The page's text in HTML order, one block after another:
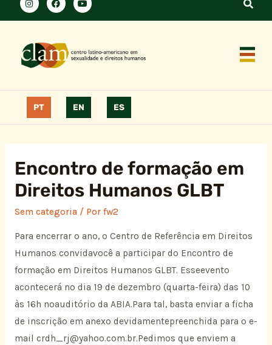
PT EN ES
Encontro de formação em
Direitos Humanos GLBT
Sem categoria/ Por fw2
Para encerrar o ano, o Centro de Referência em Direitos
Humanos convidavocê a participar do Encontro de
formação em Direitos Humanos GLBT. Esseevento
acontecerá no dia 19 de dezembro (quarta-feira) das 10
às 16h noauditório da ABIA.Para tal, basta enviar a ficha
de inscrição em anexo devidamentepreenchida para o e-
mail crdh_rj@yahoo.com.br.Pedimos que enviem a